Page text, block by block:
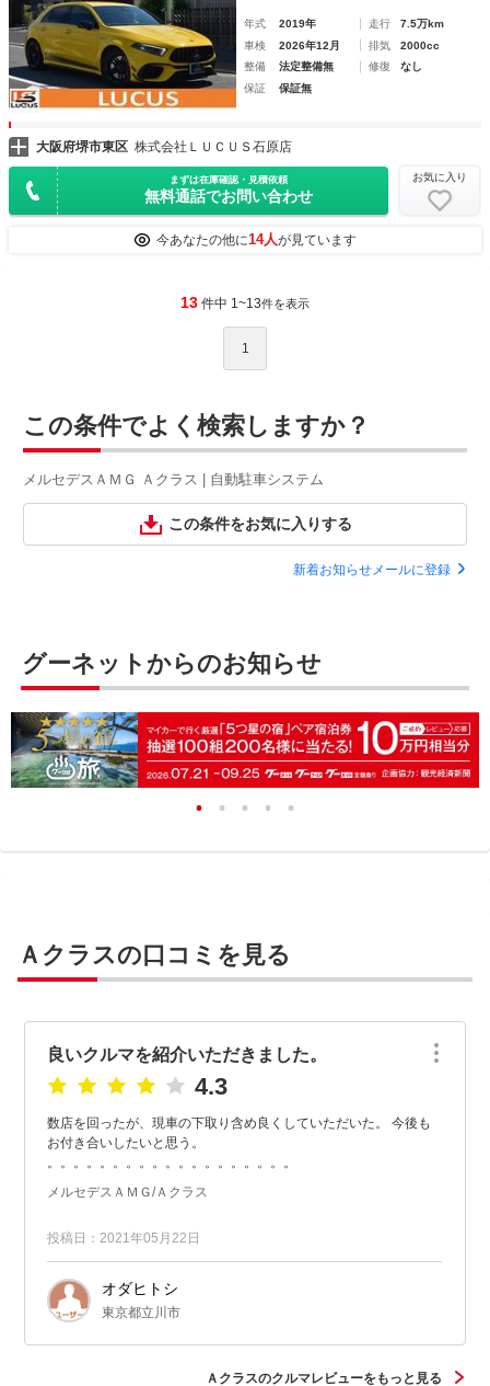
年式 2019年 走行
7.5万km
車検
2026年12月 排気
2000cc
整備
法定整備無 修復
なし
保証
保証無
大阪府堺市東区 株式会社ＬＵＣＵＳ石原店
まずは在庫確認・見積依頼
無料通話でお問い合わせ
お気に入り
今あなたの他に14人が見ています
13 件中 1~13件を表示
1
この条件でよく検索しますか？
メルセデスＡＭＧ Ａクラス | 自動駐車システム
この条件をお気に入りする
新着お知らせメールに登録
グーネットからのお知らせ
Ａクラスの口コミを見る
良いクルマを紹介いただきました。
4.3
数店を回ったが、現車の下取り含め良くしていただいた。 今後も
お付き合いしたいと思う。
。。。。。。。。。。。。。。。。。。。
メルセデスＡＭＧ/Ａクラス
投稿日：2021年05月22日
オダヒトシ
東京都立川市
Ａクラスのクルマレビューをもっと見る